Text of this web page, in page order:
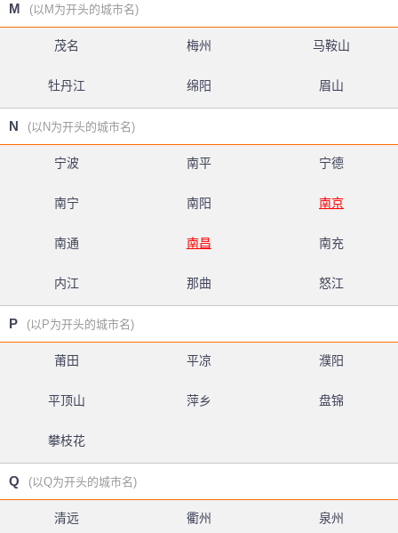
M (以M为开头的城市名)
茂名 梅州 马鞍山
牡丹江 绵阳 眉山
N (以N为开头的城市名)
宁波 南平 宁德
南宁 南阳 南京
南通 南昌 南充
内江 那曲 怒江
P (以P为开头的城市名)
莆田 平凉 濮阳
平顶山 萍乡 盘锦
攀枝花
Q (以Q为开头的城市名)
清远 衢州 泉州